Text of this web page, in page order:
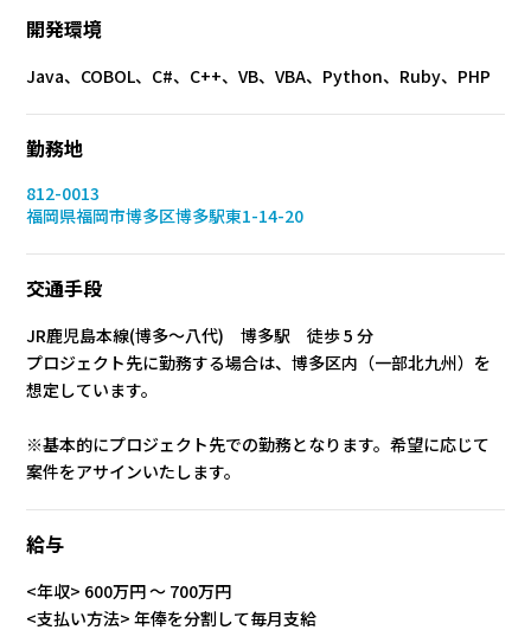
開発環境
Java、COBOL、C#、C++、VB、VBA、Python、Ruby、PHP
勤務地
812-0013
福岡県福岡市博多区博多駅東1-14-20
交通手段
JR鹿児島本線(博多～八代) 博多駅 徒歩 5 分
プロジェクト先に勤務する場合は、博多区内（一部北九州）を
想定しています。
※基本的にプロジェクト先での勤務となります。希望に応じて
案件をアサインいたします。
給与
<年収> 600万円 〜 700万円
<支払い方法> 年俸を分割して毎月支給